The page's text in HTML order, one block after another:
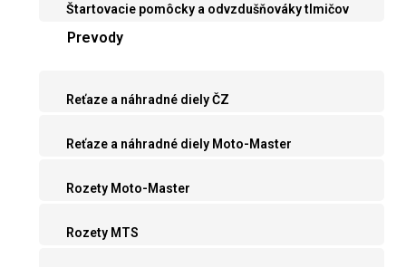
Štartovacie pomôcky a odvzdušňováky tlmičov
Prevody
Reťaze a náhradné diely ČZ
Reťaze a náhradné diely Moto-Master
Rozety Moto-Master
Rozety MTS